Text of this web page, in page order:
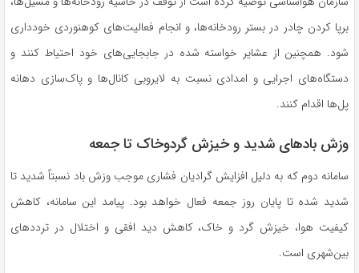
برپا کردن چادر در بستر رودخانه‌ها، و انجام فعالیت‌های کوهنوردی خودداری
شود. همچنین از عشایر خواسته شده در جابجایی‌های خود احتیاط کنند و
دستگاه‌های اجرایی و امدادی نسبت به لایروبی کانال‌ها و پاک‌سازی دهانه
پل‌ها اقدام کنند.
وزش باد‌های شدید و خیزش گردوخاک تا جمعه
سامانه دوم که به دلیل افزایش گرادیان فشاری موجب وزش باد نسبتاً شدید تا
شدید شده تا پایان روز جمعه فعال خواهد بود. پیامد این سامانه، کاهش
کیفیت هوا، خیزش گرد و خاک، کاهش دید افقی و اختلال در تردد‌های
بین‌شهری است.